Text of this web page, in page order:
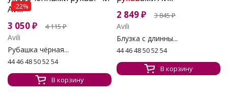
-22%
3 050₽ 4 115₽
Avili
Рубашка чёрная...
44 46 48 50 52 54
В корзину
2 849₽ 3 845₽
Avili
Блузка с длинны...
44 46 48 50 52 54
В корзину